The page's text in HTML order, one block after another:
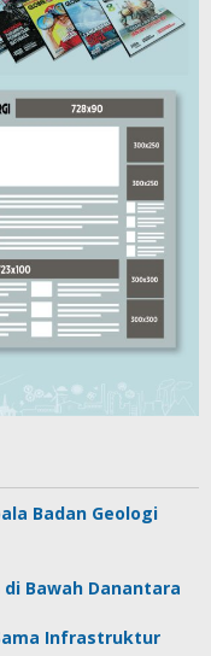
Badan Geologi
Bawah Danantara
Infrastruktur